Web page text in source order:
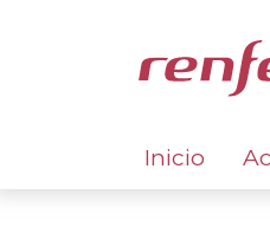
Inicio